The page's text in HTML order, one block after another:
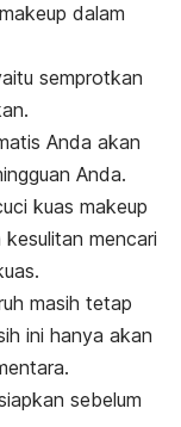
makeup dalam
semprotkan
Anda akan
Anda.
kuas makeup
kesulitan mencari
masih tetap
ini hanya akan
sebelum